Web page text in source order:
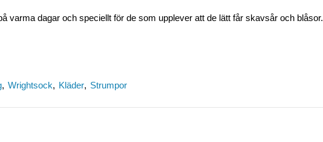
varma dagar och speciellt för de som upplever att de lätt får skavsår och blåsor.
Wrightsock Kläder Strumpor